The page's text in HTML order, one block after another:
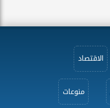
الاقتصاد
منوعات